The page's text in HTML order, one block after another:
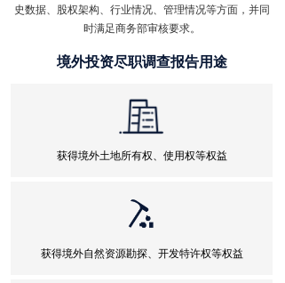
成功案例
联系我们
史数据、股权架构、行业情况、管理情况等方面，并同
时满足商务部审核要求。
境外投资尽职调查报告用途
获得境外土地所有权、使用权等权益
获得境外自然资源勘探、开发特许权等权益
外债备案登记
外保内贷
境外上市